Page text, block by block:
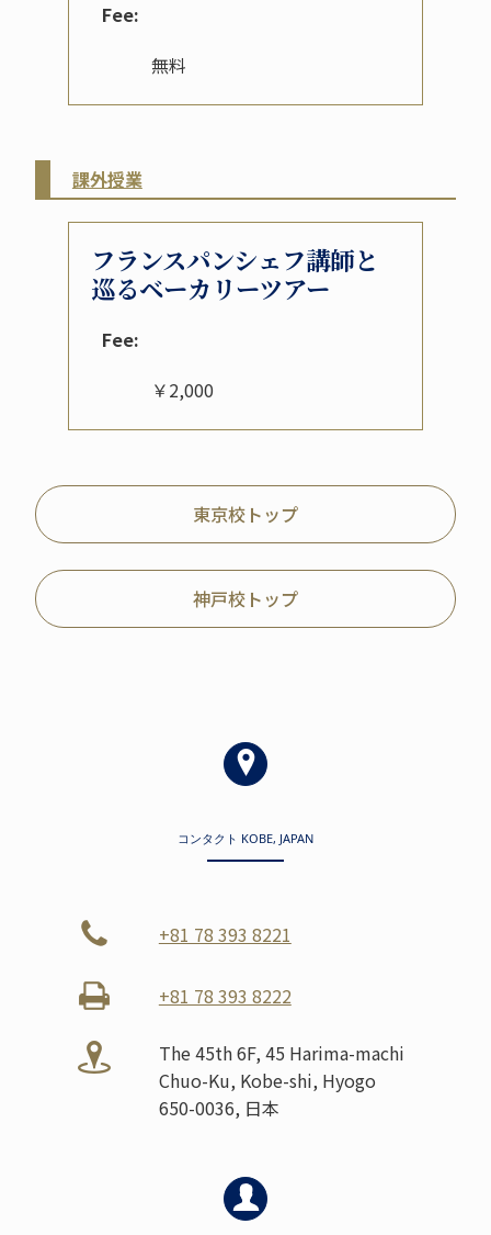
Fee:
無料
課外授業
フランスパンシェフ講師と
巡るベーカリーツアー
Fee:
￥2,000
東京校トップ
神戸校トップ
コンタクト KOBE, JAPAN
+81 78 393 8221
+81 78 393 8222
The 45th 6F, 45 Harima-machi
Chuo-Ku, Kobe-shi, Hyogo
650-0036, 日本